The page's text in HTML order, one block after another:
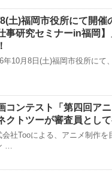
土)福岡市役所にて開
事研究セミナーin福岡
年10月8日(土)福岡市役所にて
コンテスト「第四回ア
クトツーが審査員として
会社Tooによる、アニメ制作
…